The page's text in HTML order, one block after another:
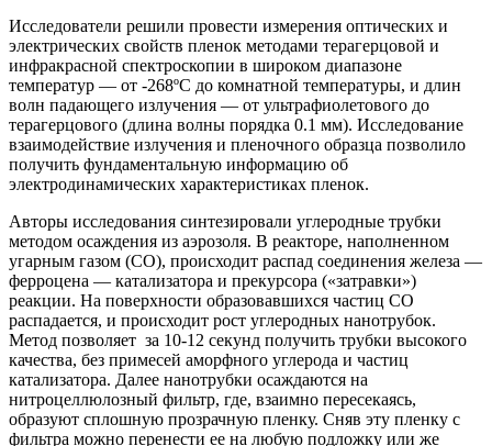
Исследователи решили провести измерения оптических и
электрических свойств пленок методами терагерцовой и
инфракрасной спектроскопии в широком диапазоне
температур ― от -268ºС до комнатной температуры, и длин
волн падающего излучения ― от ультрафиолетового до
терагерцового (длина волны порядка 0.1 мм). Исследование
взаимодействие излучения и пленочного образца позволило
получить фундаментальную информацию об
электродинамических характеристиках пленок.
Авторы исследования синтезировали углеродные трубки
методом осаждения из аэрозоля. В реакторе, наполненном
угарным газом (CO), происходит распад соединения железа —
ферроцена — катализатора и прекурсора («затравки»)
реакции. На поверхности образовавшихся частиц СО
распадается, и происходит рост углеродных нанотрубок.
Метод позволяет за 10-12 секунд получить трубки высокого
качества, без примесей аморфного углерода и частиц
катализатора. Далее нанотрубки осаждаются на
нитроцеллюлозный фильтр, где, взаимно пересекаясь,
образуют сплошную прозрачную пленку. Сняв эту пленку с
фильтра можно перенести ее на любую подложку или же